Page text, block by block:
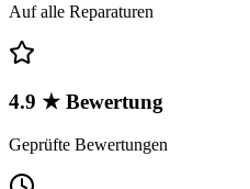
Auf alle Reparaturen
4.9 ★ Bewertung
Geprüfte Bewertungen